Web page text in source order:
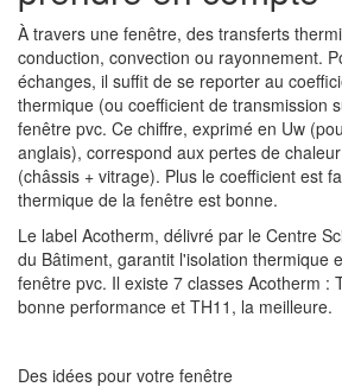
À travers une fenêtre, des transferts
conduction, convection ou rayonnement.
échanges, il suffit de se reporter au
thermique (ou coefficient de transmission
fenêtre pvc. Ce chiffre, exprimé en Uw
anglais), correspond aux pertes de
(châssis + vitrage). Plus le coefficient est
thermique de la fenêtre est bonne.
Le label Acotherm, délivré par le Centre
du Bâtiment, garantit l'isolation thermique
fenêtre pvc. Il existe 7 classes Acotherm :
bonne performance et TH11, la meilleure.
Des idées pour votre fenêtre